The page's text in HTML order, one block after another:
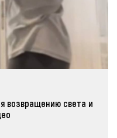
возвращению света и